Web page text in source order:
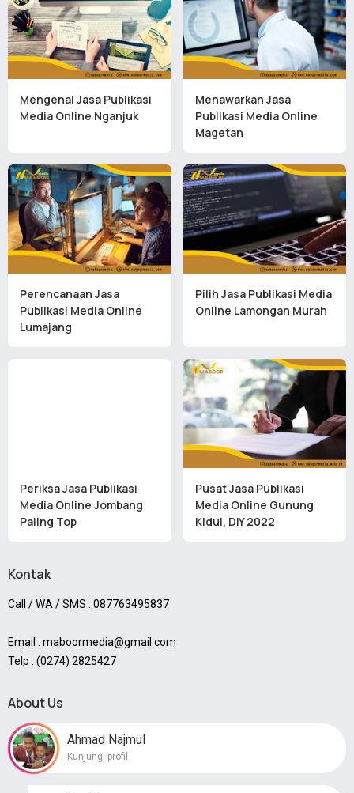
Mengenal Jasa Publikasi
Media Online Nganjuk
Menawarkan Jasa
Publikasi Media Online
Magetan
Perencanaan Jasa
Publikasi Media Online
Lumajang
Pilih Jasa Publikasi Media
Online Lamongan Murah
Periksa Jasa Publikasi
Media Online Jombang
Paling Top
Pusat Jasa Publikasi
Media Online Gunung
Kidul, DIY 2022
Kontak
Call / WA / SMS : 087763495837
Email : maboormedia@gmail.com
Telp : (0274) 2825427
About Us
Ahmad Najmul
Kunjungi profil